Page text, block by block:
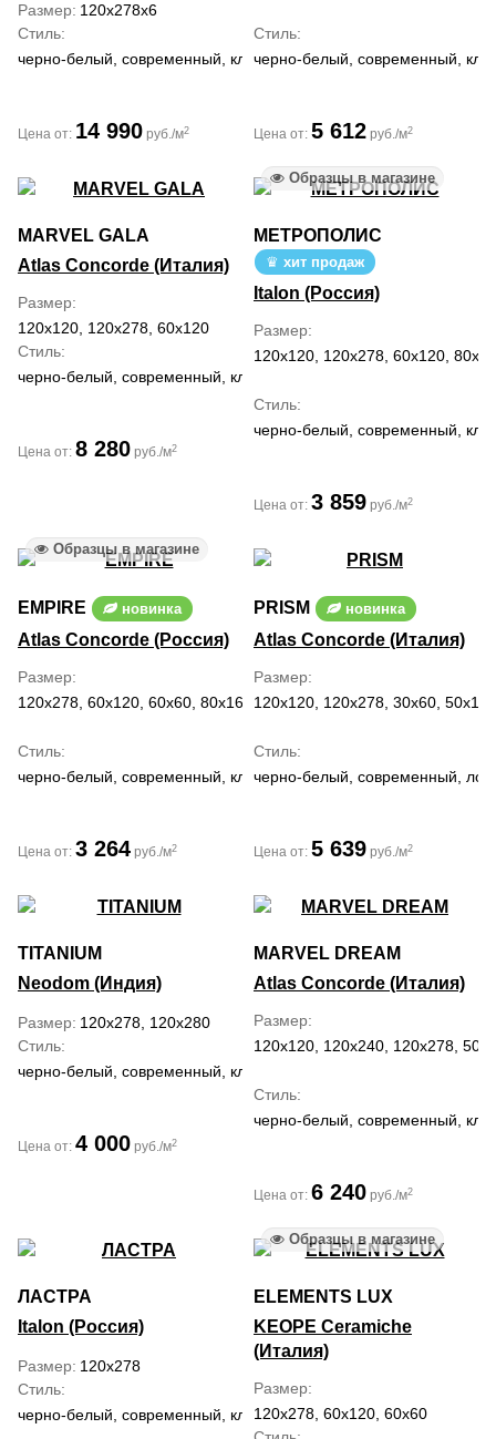
Размер 120x278x6
Стиль
черно-белый, современный, классический
Цена от: 14 990 руб./м2
Стиль
черно-белый, современный,
Цена от: 5 612 руб./м2
MARVEL GALA
Atlas Concorde (Италия)
Размер
120x120, 120x278, 60x120
Стиль
черно-белый, современный, классический, средиземноморский
Цена от: 8 280 руб./м2
Образцы в магазине
МЕТРОПОЛИС
хит продаж
Italon (Россия)
Размер
120x120, 120x278, 60x120,
Стиль
черно-белый, современный,
Цена от: 3 859 руб./м2
Образцы в магазине
EMPIRE новинка
Atlas Concorde (Россия)
Размер
120x278, 60x120, 60x60, 80x160
Стиль
черно-белый, современный, классический, ар деко
Цена от: 3 264 руб./м2
PRISM новинка
Atlas Concorde (Италия)
Размер
120x120, 120x278, 30x60,
Стиль
черно-белый, современный,
Цена от: 5 639 руб./м2
TITANIUM
Neodom (Индия)
Размер 120x278, 120x280
Стиль
черно-белый, современный, классический
Цена от: 4 000 руб./м2
MARVEL DREAM
Atlas Concorde (Италия)
Размер
120x120, 120x240, 120x278,
Стиль
черно-белый, современный,
Цена от: 6 240 руб./м2
ЛАСТРА
Italon (Россия)
Размер 120x278
Стиль
черно-белый, современный, классический
Образцы в магазине
ELEMENTS LUX
KEOPE Ceramiche
(Италия)
Размер
120x278, 60x120, 60x60